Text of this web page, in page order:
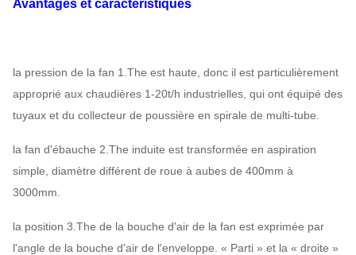
9-03 8D~9D 2950 16680|22314 3019|
9-08
7.1D~16D 960~2900 3031~16250
9-10
Avantages et caractéristiques
la pression de la fan 1.The est haute, donc il est particulièrement
approprié aux chaudières 1-20t/h industrielles, qui ont équipé des
tuyaux et du collecteur de poussière en spirale de multi-tube.
la fan d'ébauche 2.The induite est transformée en aspiration
simple, diamètre différent de roue à aubes de 400mm à
3000mm.
la position 3.The de la bouche d'air de la fan est exprimée par
l'angle de la bouche d'air de l'enveloppe. « Parti » et la « droite »